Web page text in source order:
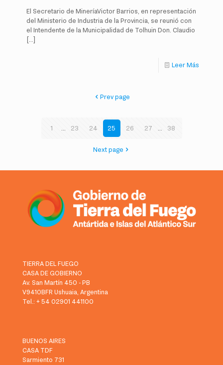
El Secretario de MineríaVictor Barrios, en representación
del Ministerio de Industria de la Provincia, se reunió con
el Intendente de la Municipalidad de Tolhuin Don. Claudio
[…]
Leer Más
Prev page
1 ... 23 24 25 26 27 ... 38
Next page
TIERRA DEL FUEGO
CASA DE GOBIERNO
Av. San Martín 450 - PB
V9410BFR Ushuaia, Argentina
Tel.: + 54 02901 441100
BUENOS AIRES
CASA TDF
Sarmiento 731